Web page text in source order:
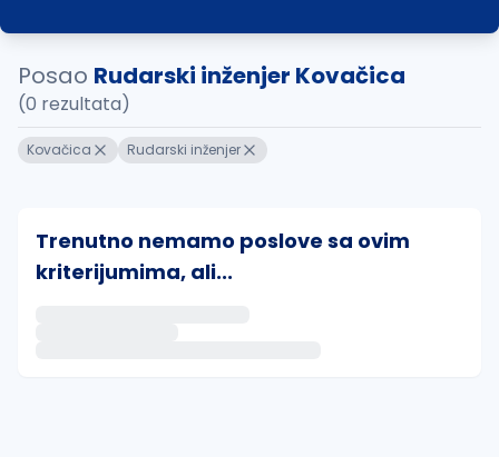
Posao Rudarski inženjer Kovačica
(0 rezultata)
Kovačica Rudarski inženjer
Trenutno nemamo poslove sa ovim
kriterijumima, ali...